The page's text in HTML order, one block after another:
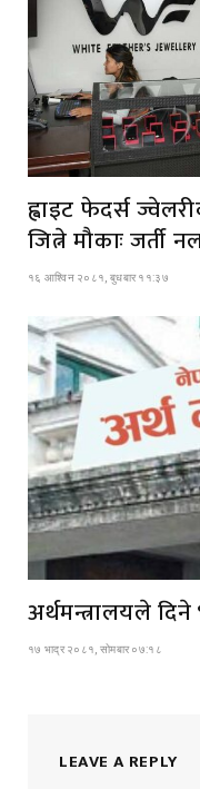
ह्वाइट फेदर्स
जित्ने मौकाः जर्ती
१६ आश्विन २०८१, बुधबार ११:३७
अर्थमन्त्रालयले
१७ भाद्र २०८१, सोमबार ०७:१८
LEAVE A REPLY